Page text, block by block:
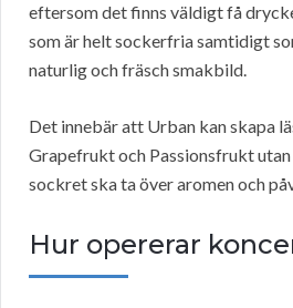
eftersom det finns väldigt få
som är helt sockerfria samtidigt
naturlig och fräsch smakbild.
Det innebär att Urban kan skapa
Grapefrukt och Passionsfrukt
sockret ska ta över aromen och
Hur opererar